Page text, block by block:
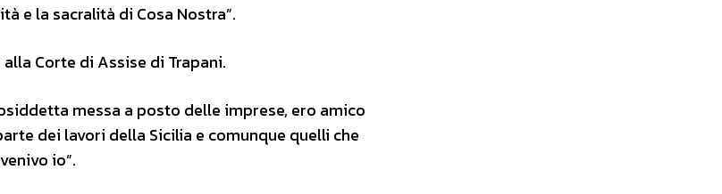
e la sacralità di Cosa Nostra”.
Corte di Assise di Trapani.
messa a posto delle imprese, ero amico
dei lavori della Sicilia e comunque quelli che
io”.